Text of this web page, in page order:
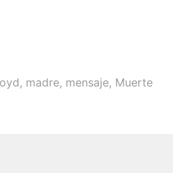
, madre, mensaje, Muerte